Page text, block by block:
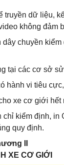
dữ liệu,
không đảm
chuyền
tại các cơ sở
hành vi tiêu
xe cơ giới hết
kiểm định, in
quy định.
II
XE CƠ GIỚI